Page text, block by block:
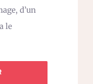
d’un
le